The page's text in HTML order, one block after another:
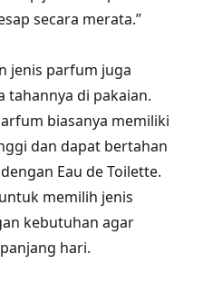
secara merata.”
jenis parfum juga
tahannya di pakaian.
biasanya memiliki
dan dapat bertahan
Eau de Toilette.
memilih jenis
kebutuhan agar
hari.